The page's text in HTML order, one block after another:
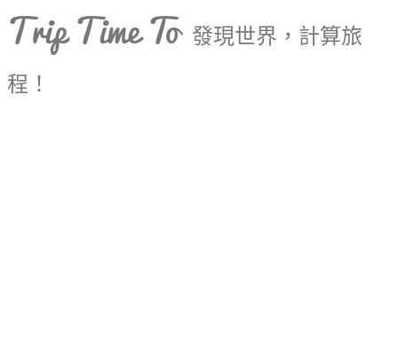
Trip Time To 發現世界，計算旅
程！